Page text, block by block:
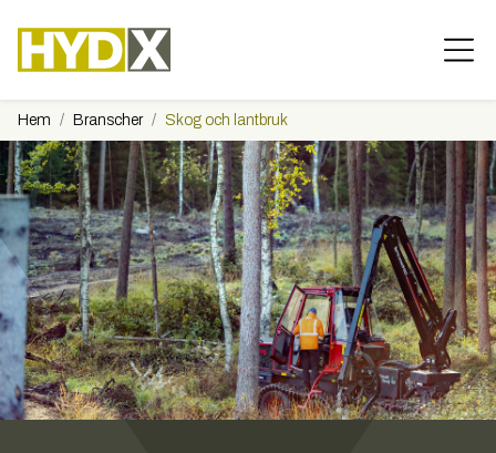
Hem Branscher Skog och lantbruk